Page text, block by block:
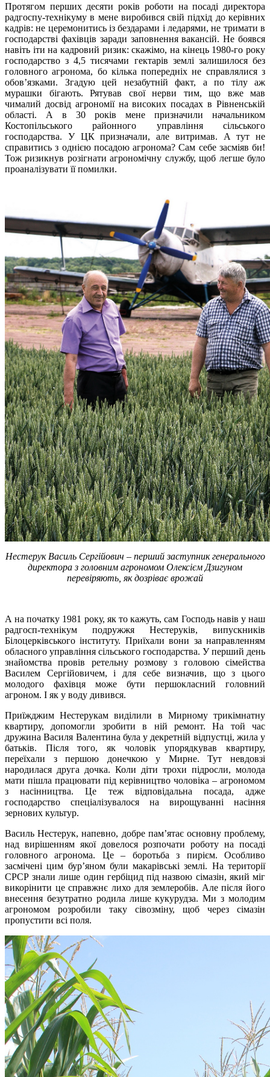
Протягом перших десяти років роботи на посаді директора
радгоспу-технікуму в мене виробився свій підхід до керівних
кадрів: не церемонитись із бездарами і ледарями, не тримати в
господарстві фахівців заради заповнення вакансій. Не боявся
навіть іти на кадровий ризик: скажімо, на кінець 1980-го року
господарство з 4,5 тисячами гектарів землі залишилося без
головного агронома, бо кілька попередніх не справлялися з
обов’язками. Згадую цей незабутній факт, а по тілу аж
мурашки бігають. Рятував свої нерви тим, що вже мав
чималий досвід агрономії на високих посадах в Рівненській
області. А в 30 років мене призначили начальником
Костопільського районного управління сільського
господарства. У ЦК призначали, але витримав. А тут не
справитись з однією посадою агронома? Сам себе засміяв би!
Тож ризикнув розігнати агрономічну службу, щоб легше було
проаналізувати її помилки.
Нестерук Василь Сергійович – перший заступник генерального
директора з головним агрономом Олексієм Дзигуном
перевіряють, як дозріває врожай
А на початку 1981 року, як то кажуть, сам Господь навів у наш
радгосп-технікум подружжя Нестеруків, випускників
Білоцерківського інституту. Приїхали вони за направленням
обласного управління сільського господарства. У перший день
знайомства провів ретельну розмову з головою сімейства
Василем Сергійовичем, і для себе визначив, що з цього
молодого фахівця може бути першокласний головний
агроном. І як у воду дивився.
Приїжджим Нестерукам виділили в Мирному трикімнатну
квартиру, допомогли зробити в ній ремонт. На той час
дружина Василя Валентина була у декретній відпустці, жила у
батьків. Після того, як чоловік упорядкував квартиру,
переїхали з першою донечкою у Мирне. Тут невдовзі
народилася друга дочка. Коли діти трохи підросли, молода
мати пішла працювати під керівництво чоловіка – агрономом
з насінництва. Це теж відповідальна посада, адже
господарство спеціалізувалося на вирощуванні насіння
зернових культур.
Василь Нестерук, напевно, добре пам’ятає основну проблему,
над вирішенням якої довелося розпочати роботу на посаді
головного агронома. Це – боротьба з пирієм. Особливо
засмічені цим бур’яном були макарівські землі. На території
СРСР знали лише один гербіцид під назвою сімазін, який міг
викорінити це справжнє лихо для землеробів. Але після його
внесення безутратно родила лише кукурудза. Ми з молодим
агрономом розробили таку сівозміну, щоб через сімазін
пропустити всі поля.